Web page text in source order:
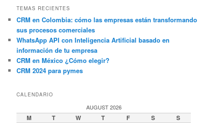
TEMAS RECIENTES
CRM en Colombia: cómo las empresas están transformando
sus procesos comerciales
WhatsApp API con Inteligencia Artificial basado en
información de tu empresa
CRM en México ¿Cómo elegir?
CRM 2024 para pymes
CALENDARIO
AUGUST 2026
M T W T F S S